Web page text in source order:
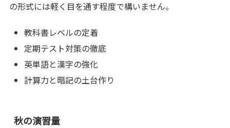
の形式には軽く目を通す程度で構いません。
教科書レベルの定着
定期テスト対策の徹底
英単語と漢字の強化
計算力と暗記の土台作り
秋の演習量